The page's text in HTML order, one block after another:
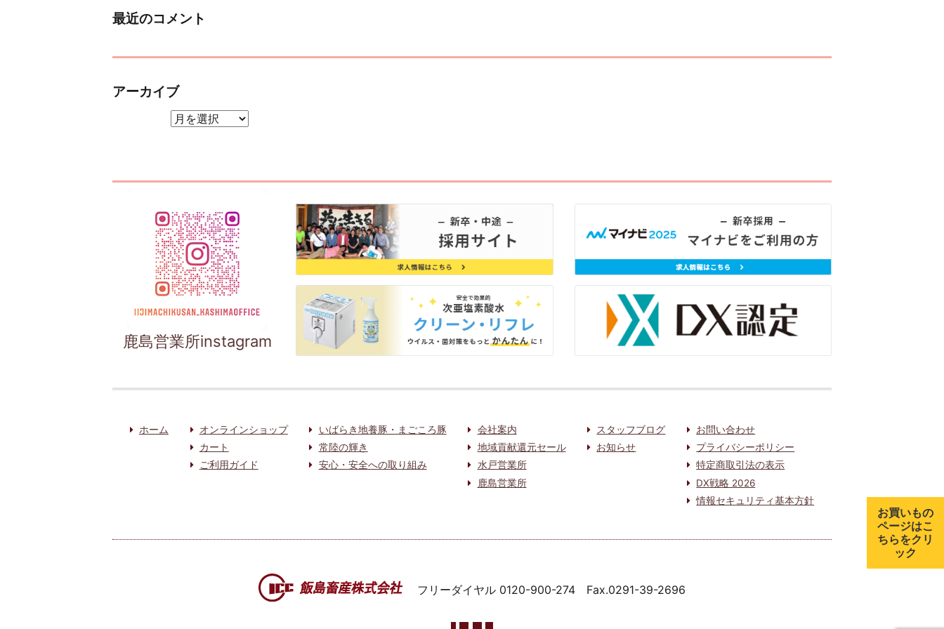
最近のコメント
アーカイブ
鹿島営業所instagram
ホーム
オンラインショップ
カート
ご利用ガイド
いばらき地養豚・まごころ豚
常陸の輝き
安心・安全への取り組み
会社案内
地域貢献還元セール
水戸営業所
鹿島営業所
スタッフブログ
お知らせ
お問い合わせ
プライバシーポリシー
特定商取引法の表示
DX戦略 2026
情報セキュリティ基本方針
フリーダイヤル 0120-900-274 Fax.0291-39-2696
お買いもの
ページはこ
ちらをクリ
ック